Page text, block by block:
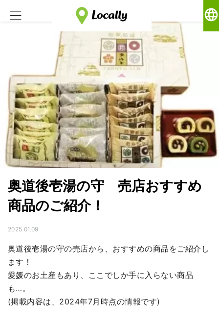
language
奥道後壱湯の守 売店おすすめ
商品のご紹介！
2025.01.09
奥道後壱湯の守の売店から、おすすめの商品をご紹介し
ます！
愛媛のお土産もあり、ここでしか手に入らない商品
も…。
(掲載内容は、2024年7月時点の情報です)